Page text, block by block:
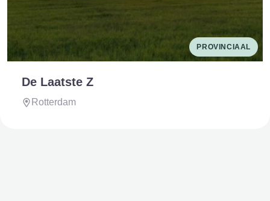
PROVINCIAAL
De Laatste Z
Rotterdam